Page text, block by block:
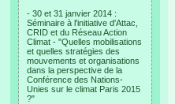
- 30 et 31 janvier 2014 :
Séminaire à l'initiative d'Attac,
CRID et du Réseau Action
Climat - "Quelles mobilisations
et quelles stratégies des
mouvements et organisations
dans la perspective de la
Conférence des Nations-
Unies sur le climat Paris 2015
?"